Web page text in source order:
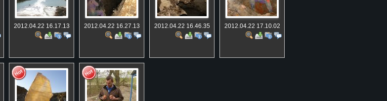
2012.04.22 16.17.13 2012.04.22 16.27.13 2012.04.22 16.46.35 2012.04.22 17.10.02